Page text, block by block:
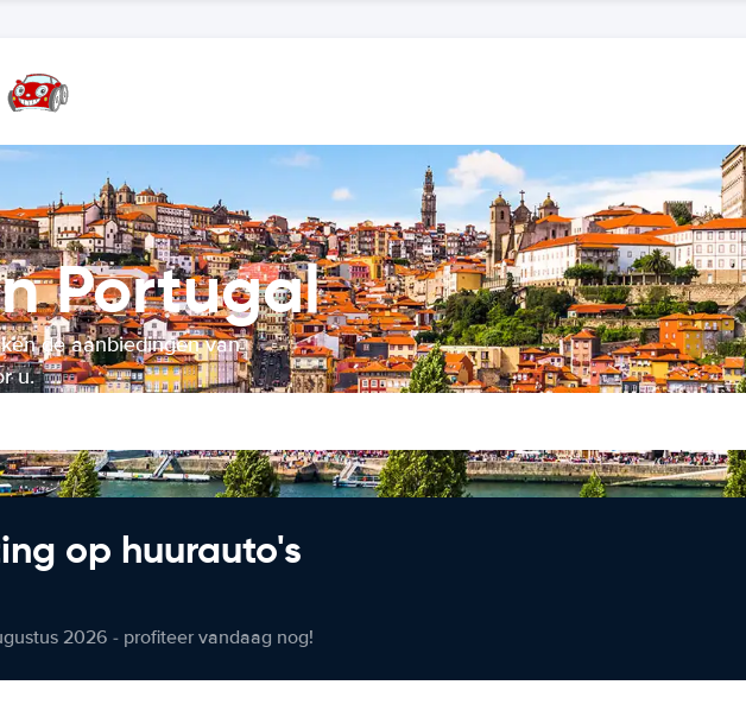
Portugal
de aanbiedingen van
u.
op huurauto's
2026 - profiteer vandaag nog!